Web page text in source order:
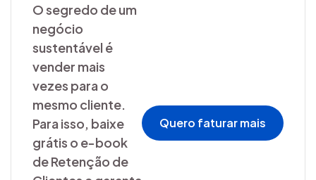
O segredo de um
negócio
sustentável é
vender mais
vezes para o
mesmo cliente.
Para isso, baixe
grátis o e-book
de Retenção de
Quero faturar mais